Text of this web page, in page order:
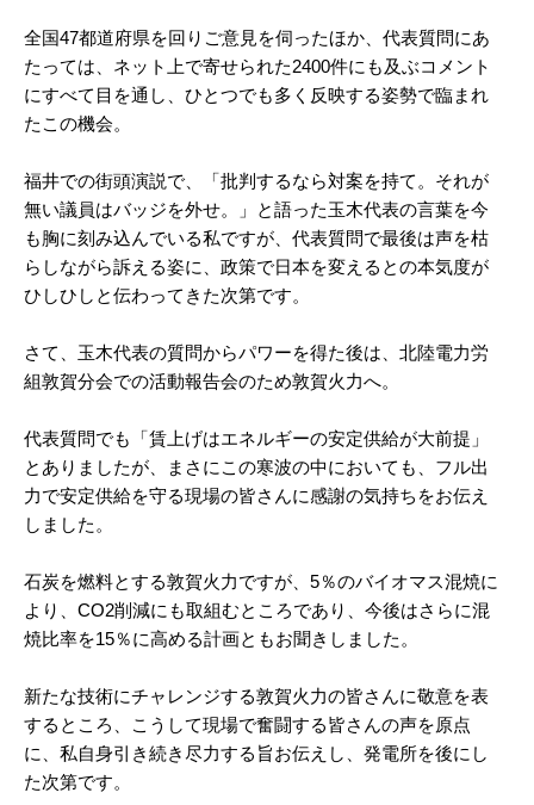
全国47都道府県を回りご意見を伺ったほか、代表質問にあ
たっては、ネット上で寄せられた2400件にも及ぶコメント
にすべて目を通し、ひとつでも多く反映する姿勢で臨まれ
たこの機会。
福井での街頭演説で、「批判するなら対案を持て。それが
無い議員はバッジを外せ。」と語った玉木代表の言葉を今
も胸に刻み込んでいる私ですが、代表質問で最後は声を枯
らしながら訴える姿に、政策で日本を変えるとの本気度が
ひしひしと伝わってきた次第です。
さて、玉木代表の質問からパワーを得た後は、北陸電力労
組敦賀分会での活動報告会のため敦賀火力へ。
代表質問でも「賃上げはエネルギーの安定供給が大前提」
とありましたが、まさにこの寒波の中においても、フル出
力で安定供給を守る現場の皆さんに感謝の気持ちをお伝え
しました。
石炭を燃料とする敦賀火力ですが、5％のバイオマス混焼に
より、CO2削減にも取組むところであり、今後はさらに混
焼比率を15％に高める計画ともお聞きしました。
新たな技術にチャレンジする敦賀火力の皆さんに敬意を表
するところ、こうして現場で奮闘する皆さんの声を原点
に、私自身引き続き尽力する旨お伝えし、発電所を後にし
た次第です。